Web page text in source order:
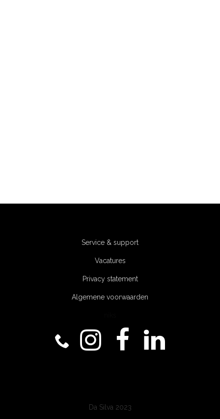
Service & support
Vacatures
Privacy statement
Algemene voorwaarden
Da Silva 2023